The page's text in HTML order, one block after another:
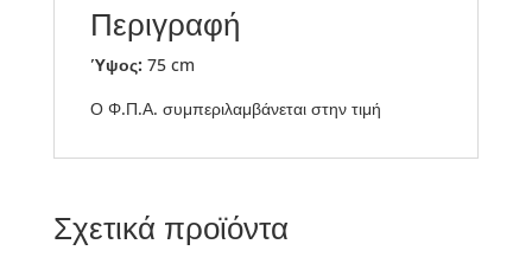
Περιγραφή
Ύψος: 75 cm
Ο Φ.Π.Α. συμπεριλαμβάνεται στην τιμή
Σχετικά προϊόντα